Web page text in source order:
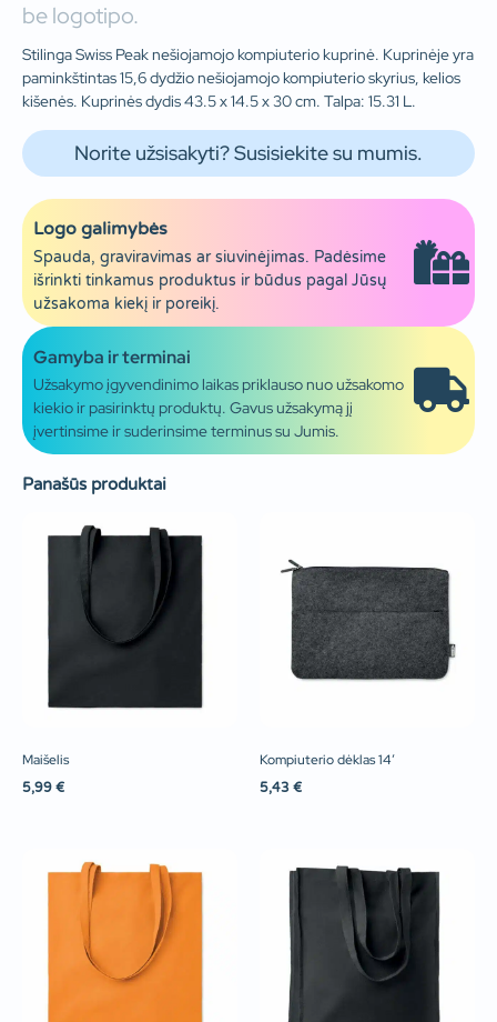
be logotipo.
Stilinga Swiss Peak nešiojamojo kompiuterio kuprinė. Kuprinėje yra
paminkštintas 15,6 dydžio nešiojamojo kompiuterio skyrius, kelios
kišenės. Kuprinės dydis 43.5 x 14.5 x 30 cm. Talpa: 15.31 L.
Norite užsisakyti? Susisiekite su mumis.
Logo galimybės
Spauda, graviravimas ar siuvinėjimas. Padėsime
išrinkti tinkamus produktus ir būdus pagal Jūsų
užsakoma kiekį ir poreikį.
Gamyba ir terminai
Užsakymo įgyvendinimo laikas priklauso nuo užsakomo
kiekio ir pasirinktų produktų. Gavus užsakymą jį
įvertinsime ir suderinsime terminus su Jumis.
Panašūs produktai
Maišelis
5,99 €
Kompiuterio dėklas 14′
5,43 €